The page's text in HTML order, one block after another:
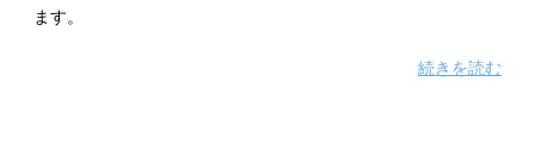
ます。
続きを読む